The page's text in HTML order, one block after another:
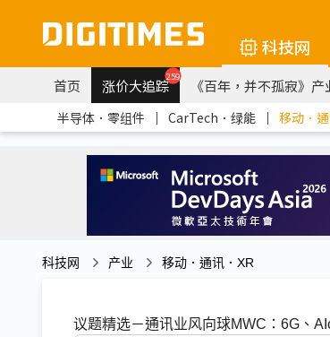
科技网
首页 涨价大追踪259 《百年，并不孤寂》
半导体．零组件 ｜ CarTech．绿能 ｜ 移动．
科技网 产业 移动．通讯．XR
议题精选－通讯业风向球MWC：6G、